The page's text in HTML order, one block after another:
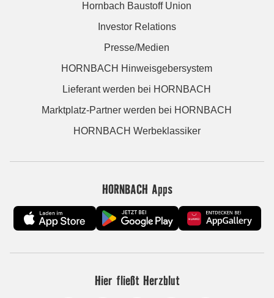
Hornbach Baustoff Union
Investor Relations
Presse/Medien
HORNBACH Hinweisgebersystem
Lieferant werden bei HORNBACH
Marktplatz-Partner werden bei HORNBACH
HORNBACH Werbeklassiker
HORNBACH Apps
Hier fließt Herzblut